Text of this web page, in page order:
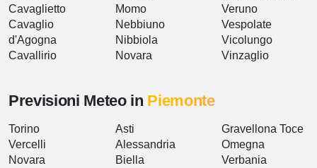
Cavaglietto
Cavaglio
d'Agogna
Cavallirio
Momo
Nebbiuno
Nibbiola
Novara
Veruno
Vespolate
Vicolungo
Vinzaglio
Previsioni Meteo in Piemonte
Torino
Vercelli
Novara
Asti
Alessandria
Biella
Gravellona Toce
Omegna
Verbania